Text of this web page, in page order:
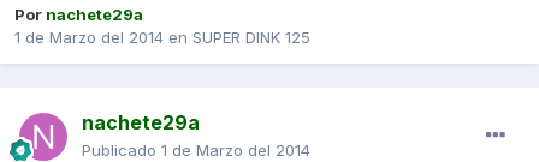
Por nachete29a
1 de Marzo del 2014 en SUPER DINK 125
nachete29a
Publicado 1 de Marzo del 2014